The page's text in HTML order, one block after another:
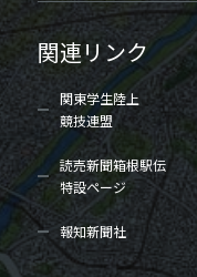
関連リンク
関東学生陸上
競技連盟
読売新聞箱根駅伝
特設ページ
報知新聞社